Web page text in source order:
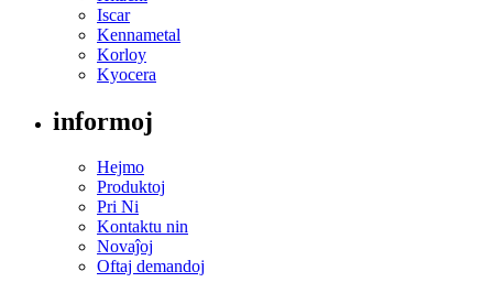
Iscar
Kennametal
Korloy
Kyocera
informoj
Hejmo
Produktoj
Pri Ni
Kontaktu nin
Novaĵoj
Oftaj demandoj